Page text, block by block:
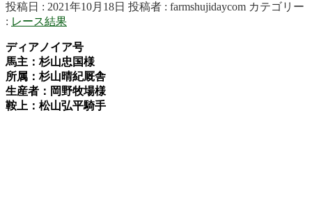
投稿日 : 2021年10月18日 投稿者 : farmshujidaycom カテゴリー
: レース結果
ディアノイア号
馬主：杉山忠国様
所属：杉山晴紀厩舎
生産者：岡野牧場様
鞍上：松山弘平騎手